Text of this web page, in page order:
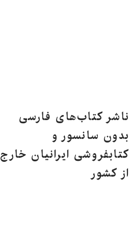
ناشر کتاب‌های فارسی
بدون سانسور و
کتابفروشی ایرانیان خارج
از کشور